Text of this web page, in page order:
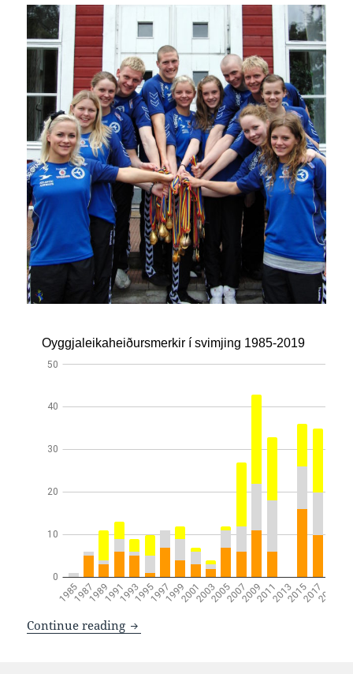
Continue reading Listin yvir søguligum